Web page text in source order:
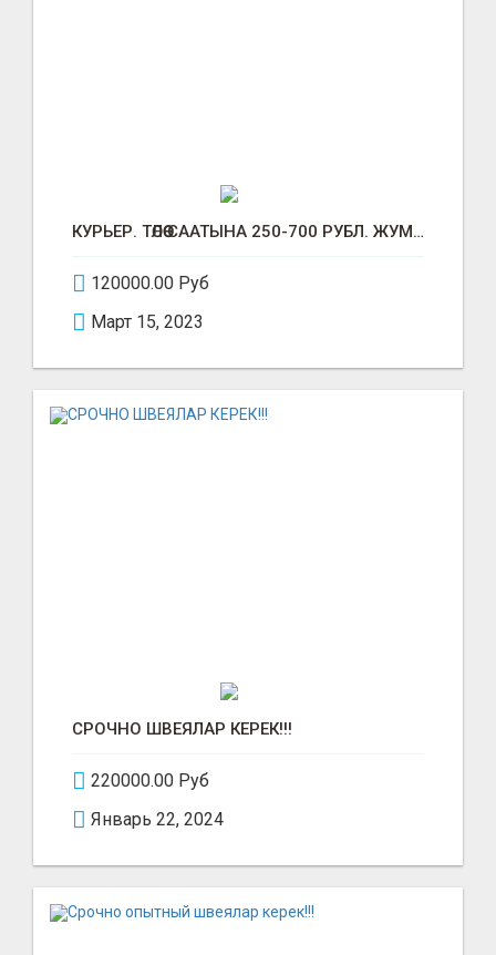
КУРЬЕР. ТӨЛӨӨ СААТЫНА 250-700 РУБЛ. ЖУМУШ ГРАФИГИ СВОБОДНЫЙ. БЕЗ ОПЫТА АЛАБЫЗ. ҮЙДҮН ЖАНЫНДА.
120000.00 Руб
Март 15, 2023
СРОЧНО ШВЕЯЛАР КЕРЕК!!!
220000.00 Руб
Январь 22, 2024